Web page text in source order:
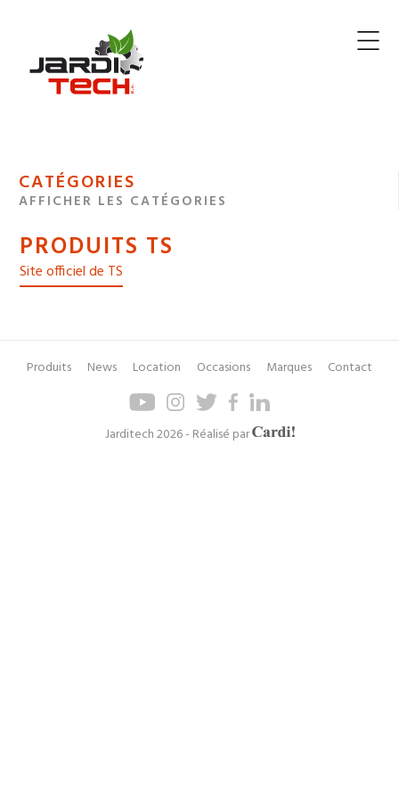
Jarditech
MENU
DE
DES
CATÉGORIES
AFFICHER LES CATÉGORIES
PRODUITS TS
Site officiel de TS
Pied
Menu
navigation
Produits News Location Occasions Marques Contact
Jarditech 2026 - Réalisé par
Axel